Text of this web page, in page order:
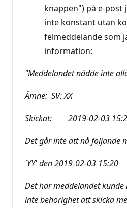
knappen") på e-post
inte konstant utan
felmeddelande som
information:
"Meddelandet nådde inte
Ämne: SV: XX
Skickat: 2019-02-03
Det går inte att nå följande
'YY' den 2019-02-03 15:20
Det här meddelandet kunde
inte behörighet att skicka